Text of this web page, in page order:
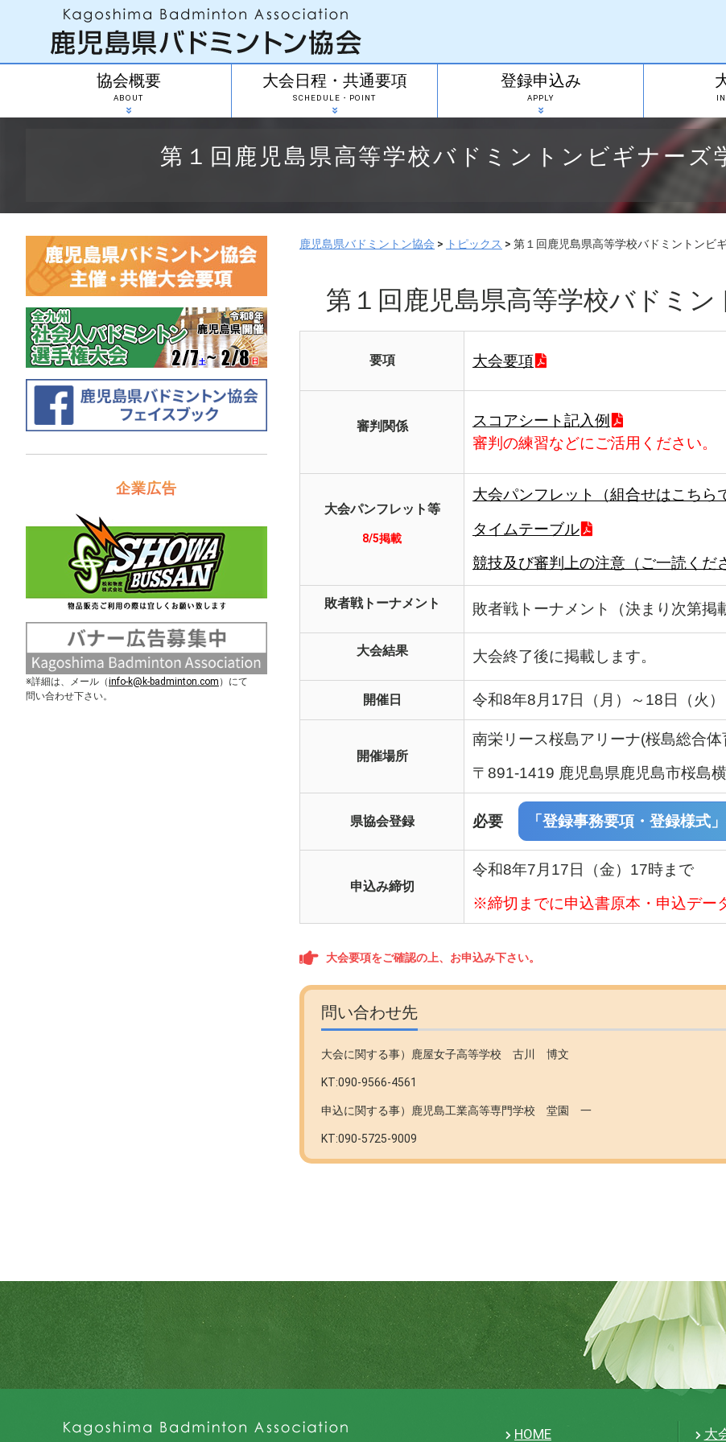
協会概要
ABOUT
大会日程・共通要項
SCHEDULE・POINT
登録申込み
APPLY
第１回鹿児島県高等学校バドミントンビギナーズ
鹿児島県バドミントン協会 > トピックス > 第１回鹿児島県高等学校バドミントンビ
第１回鹿児島県高等学校バドミ
要項 大会要項
審判関係
スコアシート記入例
審判の練習などにご活用ください。
大会パンフレット等
8/5掲載
大会パンフレット（組合せはこちら
タイムテーブル
競技及び審判上の注意（ご一読くだ
敗者戦トーナメント 敗者戦トーナメント（決まり次第掲
大会結果 大会終了後に掲載します。
開催日 令和8年8月17日（月）～18日（火）
開催場所
南栄リース桜島アリーナ(桜島総合体
〒891-1419 鹿児島県鹿児島市桜島
県協会登録 必要 「登録事務要項・登録様式
申込み締切
令和8年7月17日（金）17時まで
※締切までに申込書原本・申込デー
大会要項をご確認の上、お申込み下さい。
問い合わせ先
大会に関する事）鹿屋女子高等学校 古川 博文
KT:090-9566-4561
申込に関する事）鹿児島工業高等専門学校 堂園 一
KT:090-5725-9009
企業広告
※詳細は、メール（info-k@k-badminton.com ）にて
問い合わせ下さい。
HOME 大